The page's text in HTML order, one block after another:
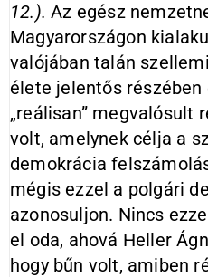
12.). Az egész
Magyarországon
valójában talán
élete jelentős részében
„reálisan” megvalósult
volt, amelynek célja a
demokrácia
mégis ezzel a polgári
azonosuljon. Nincs
el oda, ahová Heller
hogy bűn volt, amiben